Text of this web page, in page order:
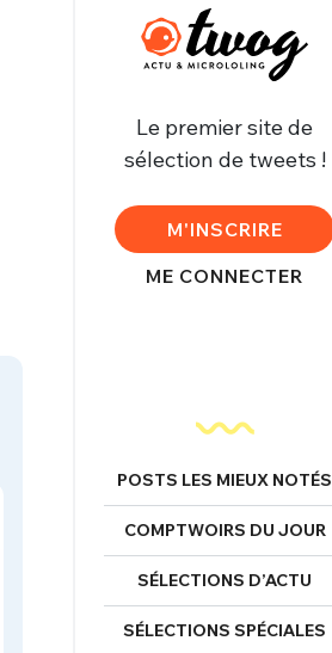
Le premier site de
sélection de tweets !
M'INSCRIRE
ME CONNECTER
POSTS LES MIEUX NOTÉS
COMPTWOIRS DU JOUR
SÉLECTIONS D’ACTU
SÉLECTIONS SPÉCIALES
Mot de passe perdu ?
CONNEXION
FERMER
Un Thread
C'EST PARTI